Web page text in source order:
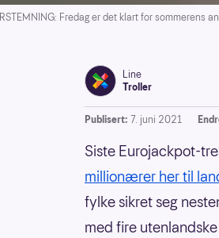
Fredag er det klart for sommerens
Line
Troller
Publisert: 7. juni 2021
Siste Eurojackpot-
millionærer her til
fylke sikret seg
med fire